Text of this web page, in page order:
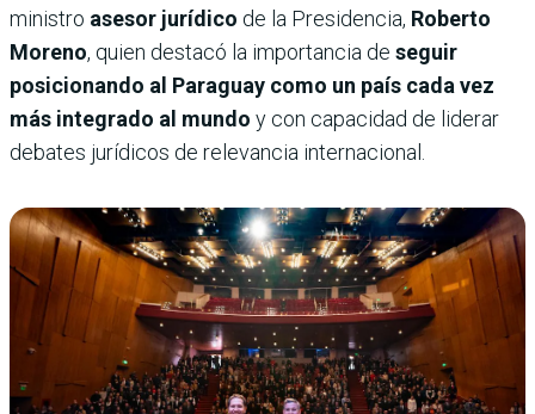
ministro asesor jurídico de la Presidencia, Roberto
Moreno, quien destacó la importancia de seguir
posicionando al Paraguay como un país cada vez
más integrado al mundo y con capacidad de liderar
debates jurídicos de relevancia internacional.